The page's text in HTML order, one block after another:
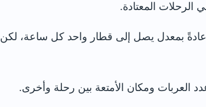
أسرع الخدمات في قرابة 27 دقيقة. يعمل المسار عادةً بمعدل يصل إلى قطار واحد كل ساعة، لكن